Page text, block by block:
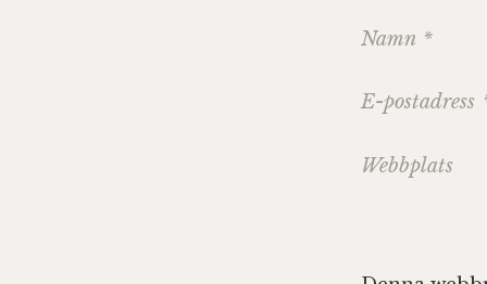
Namn *
E-postadress
Webbplats